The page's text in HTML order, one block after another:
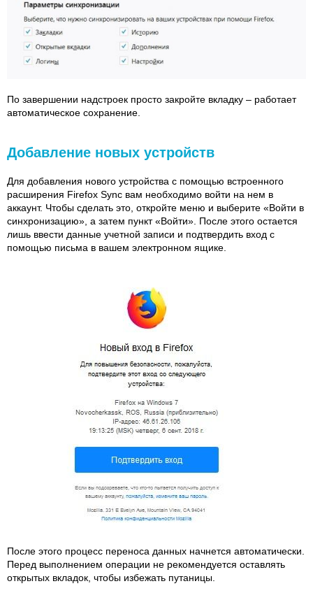
По завершении надстроек просто закройте вкладку – работает
автоматическое сохранение.
Добавление новых устройств
Для добавления нового устройства с помощью встроенного
расширения Firefox Sync вам необходимо войти на нем в
аккаунт. Чтобы сделать это, откройте меню и выберите «Войти в
синхронизацию», а затем пункт «Войти». После этого остается
лишь ввести данные учетной записи и подтвердить вход с
помощью письма в вашем электронном ящике.
После этого процесс переноса данных начнется автоматически.
Перед выполнением операции не рекомендуется оставлять
открытых вкладок, чтобы избежать путаницы.